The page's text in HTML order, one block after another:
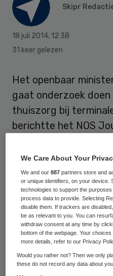
Skipr
18 juli 2014, 12:38
31 keer gelezen
Het openbaar
gaat onderzoek
thuiszorg bij
berichtte het NOS
aangehouden. Zij
oplichting en
Valse
Thuiszorg aan
levensfase wordt
gediplomeerde
We Care About Your
We and our887 partners store and
or unique identifiers, on your device.
technologies to support the
process data to provide. Selecting
disable them. If trackers are
be as relevant to you. You can
withdraw consent at any time by
bottom of the webpage. Your
more details, refer to our Privacy
Would you rather not? Then we only
these do not record any data about